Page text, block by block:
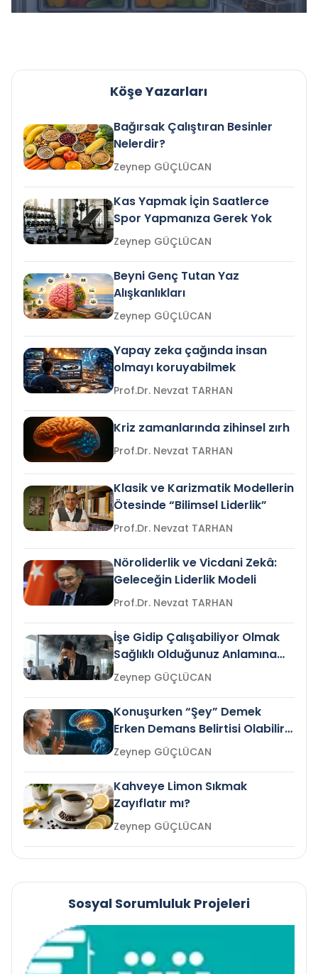
Köşe Yazarları
Bağırsak Çalıştıran Besinler
Nelerdir?
Zeynep GÜÇLÜCAN
Kas Yapmak İçin Saatlerce
Spor Yapmanıza Gerek Yok
Zeynep GÜÇLÜCAN
Beyni Genç Tutan Yaz
Alışkanlıkları
Zeynep GÜÇLÜCAN
Yapay zeka çağında insan
olmayı koruyabilmek
Prof.Dr. Nevzat TARHAN
Kriz zamanlarında zihinsel zırh
Prof.Dr. Nevzat TARHAN
Klasik ve Karizmatik Modellerin
Ötesinde “Bilimsel Liderlik”
Prof.Dr. Nevzat TARHAN
Nöroliderlik ve Vicdani Zekâ:
Geleceğin Liderlik Modeli
Prof.Dr. Nevzat TARHAN
İşe Gidip Çalışabiliyor Olmak
Sağlıklı Olduğunuz Anlamına
Gelir mi?Zeynep GÜÇLÜCAN
Konuşurken “Şey” Demek
Erken Demans Belirtisi Olabilir
mi?
Zeynep GÜÇLÜCAN
Kahveye Limon Sıkmak
Zayıflatır mı?
Zeynep GÜÇLÜCAN
Sosyal Sorumluluk Projeleri